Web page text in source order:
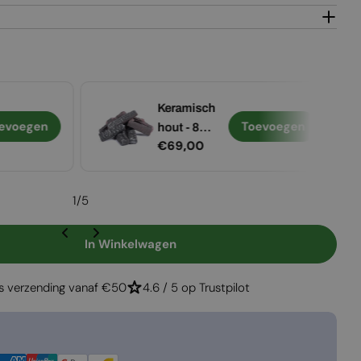
Keramisch
hout - 8
stuks
Normale
€69,00
Toevoegen
1/5
Solution 5 Peapod Green
Voor Hamlet Solution 5 Peapod Green
In Winkelwagen
verzending vanaf €50 4.6 / 5 op Trustpilot